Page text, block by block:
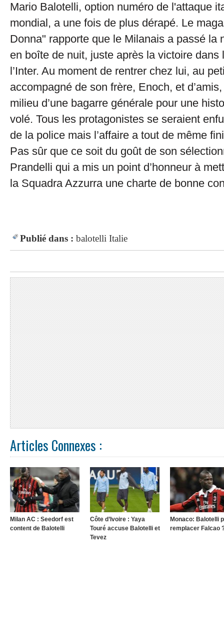
Mario Balotelli, option numéro de l'attaque
mondial, a une fois de plus dérapé. Le
Donna" rapporte que le Milanais a passé la
en boîte de nuit, juste après la victoire dans
l’Inter. Au moment de rentrer chez lui, au
accompagné de son frère, Enoch, et
milieu d’une bagarre générale pour une
volé. Tous les protagonistes se seraient
de la police mais l’affaire a tout de même
Pas sûr que ce soit du goût de son
Prandelli qui a mis un point d’honneur à
la Squadra Azzurra une charte de bonne
Publié dans : balotelli Italie
Articles Connexes :
Milan AC : Seedorf est
content de Balotelli
Côte d’Ivoire : Yaya
Touré accuse Balotelli et
Tevez
Monaco: Balotelli
remplacer Falcao